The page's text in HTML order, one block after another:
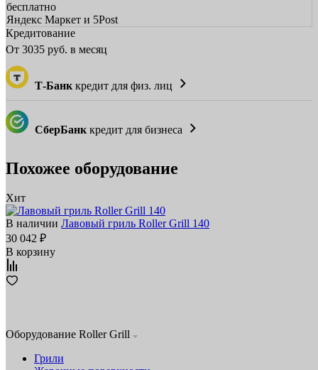
бесплатно
Яндекс Маркет и 5Post
Кредитование
От 3035 руб. в месяц
Т-Банк кредит для физ. лиц
СберБанк кредит для бизнеса
Похожее оборудование
Хит
В наличии Лавовый гриль Roller Grill 140
30 042 ₽
В корзину
Оборудование Roller Grill
Грили